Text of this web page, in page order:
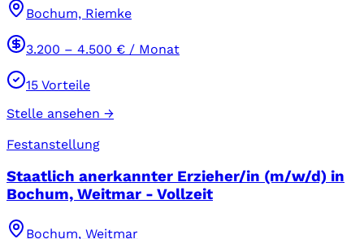
Bochum, Riemke
3.200 – 4.500 € / Monat
15 Vorteile
Stelle ansehen →
Festanstellung
Staatlich anerkannter Erzieher/in (m/w/d) in
Bochum, Weitmar - Vollzeit
Bochum, Weitmar